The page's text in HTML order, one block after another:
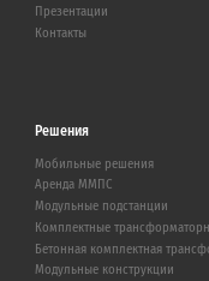
Презентации
Контакты
Решения
Мобильные решения
Аренда ММПС
Модульные подстанции
Комплектные
Бетонная комплектная
Модульные конструкции